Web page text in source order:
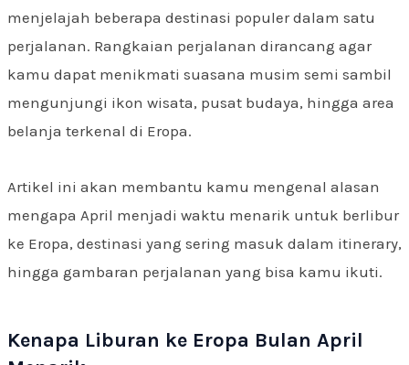
menjelajah beberapa destinasi populer dalam satu
perjalanan. Rangkaian perjalanan dirancang agar
kamu dapat menikmati suasana musim semi sambil
mengunjungi ikon wisata, pusat budaya, hingga area
belanja terkenal di Eropa.
Artikel ini akan membantu kamu mengenal alasan
mengapa April menjadi waktu menarik untuk berlibur
ke Eropa, destinasi yang sering masuk dalam itinerary,
hingga gambaran perjalanan yang bisa kamu ikuti.
Kenapa Liburan ke Eropa Bulan April